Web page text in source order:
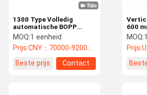
1300 Type Volledig
automatische BOPP
snijmachine 0-400m/min
MOQ:1 eenheid
Prijs:CNY：70000-92000/unit
Beste prijs
Contact
600
MOQ:
Prijs: